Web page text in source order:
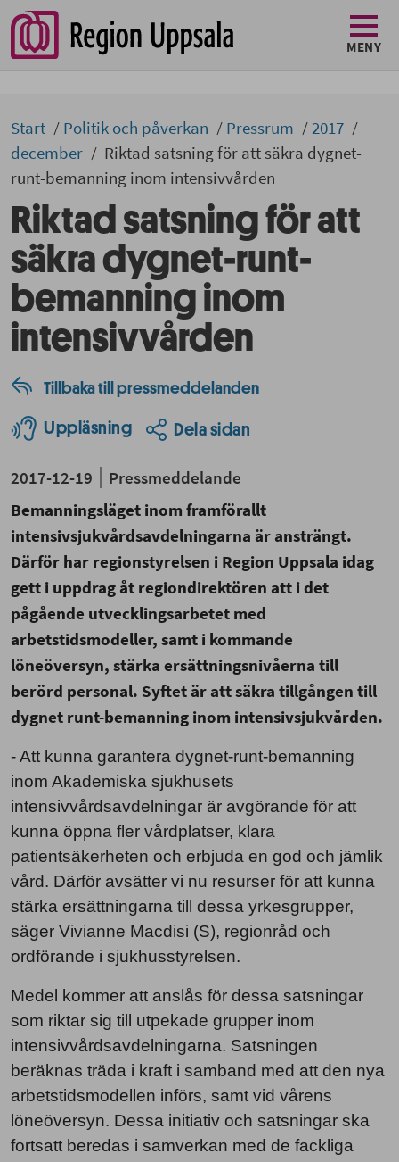
MENY
Start Politik och påverkan Pressrum
2017
december
Riktad satsning för att säkra dygnet-
runt-bemanning inom intensivvården
Riktad satsning för att
säkra dygnet-runt-
bemanning inom
intensivvården
Tillbaka till pressmeddelanden
Uppläsning Dela sidan
2017-12-19
Pressmeddelande
Bemanningsläget inom framförallt
intensivsjukvårdsavdelningarna är ansträngt.
Därför har regionstyrelsen i Region Uppsala idag
gett i uppdrag åt regiondirektören att i det
pågående utvecklingsarbetet med
arbetstidsmodeller, samt i kommande
löneöversyn, stärka ersättningsnivåerna till
berörd personal. Syftet är att säkra tillgången till
dygnet runt-bemanning inom intensivsjukvården.
- Att kunna garantera dygnet-runt-bemanning
inom Akademiska sjukhusets
intensivvårdsavdelningar är avgörande för att
kunna öppna fler vårdplatser, klara
patientsäkerheten och erbjuda en god och jämlik
vård. Därför avsätter vi nu resurser för att kunna
stärka ersättningarna till dessa yrkesgrupper,
säger Vivianne Macdisi (S), regionråd och
ordförande i sjukhusstyrelsen.
Medel kommer att anslås för dessa satsningar
som riktar sig till utpekade grupper inom
intensivvårdsavdelningarna. Satsningen
beräknas träda i kraft i samband med att den nya
arbetstidsmodellen införs, samt vid vårens
löneöversyn. Dessa initiativ och satsningar ska
fortsatt beredas i samverkan med de fackliga